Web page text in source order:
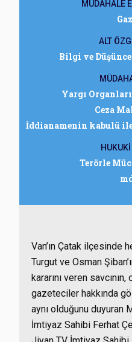
MÜDAHALE
ALT
Bilgi ve
Yargı
Ceza
İddianamenin kabulü
Terörle
Van’ın Çatak ilçesinde
Turgut ve Osman
kararını veren
gazeteciler hakkında
aynı olduğunu duyuran
İmtiyaz Sahibi Ferhat